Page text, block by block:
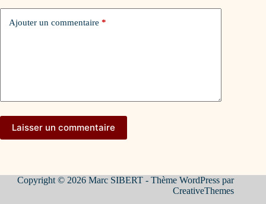
Ajouter un commentaire *
Laisser un commentaire
Copyright © 2026 Marc SIBERT - Thème WordPress par
CreativeThemes